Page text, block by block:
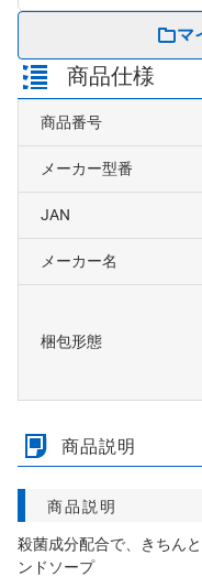
マ
商品仕様
商品番号
メーカー型番
JAN
メーカー名
梱包形態
商品説明
商品説明
殺菌成分配合で、きちん
ンドソープ